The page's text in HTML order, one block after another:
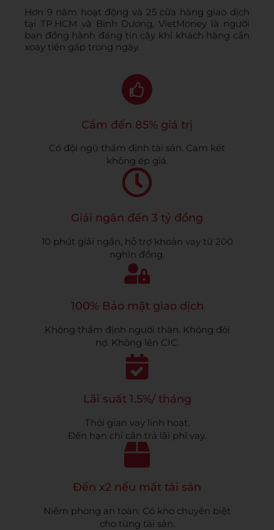
Hơn 9 năm hoạt động và 25 cửa hàng giao dịch
tại TP.HCM và Bình Dương, VietMoney là người
bạn đồng hành đáng tin cậy khi khách hàng cần
xoay tiền gấp trong ngày.
Cầm đến 85% giá trị
Có đội ngũ thẩm định tài sản. Cam kết
không ép giá.
Giải ngân đến 3 tỷ đồng
10 phút giải ngân, hỗ trợ khoản vay từ 200
nghìn đồng.
100% Bảo mật giao dịch
Không thẩm định người thân. Không đòi
nợ. Không lên CIC.
Lãi suất 1.5%/ tháng
Thời gian vay linh hoạt.
Đến hạn chỉ cần trả lãi phí vay.
Đền x2 nếu mất tài sản
Niêm phong an toàn. Có kho chuyên biệt
cho từng tài sản.